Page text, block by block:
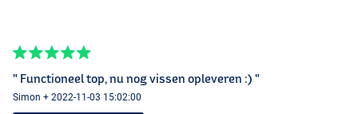
" Functioneel top, nu nog vissen opleveren :) "
Simon + 2022-11-03 15:02:00